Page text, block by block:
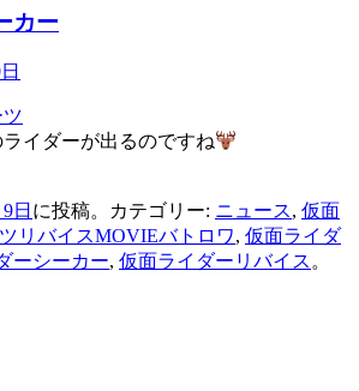
カー
イダーが出るのですね
日 に投稿。カテゴリー: ニュース, 仮面
リバイスMOVIEバトロワ, 仮面ライダ
ーシーカー, 仮面ライダーリバイス 。